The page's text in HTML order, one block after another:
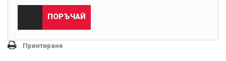
ПОРЪЧАЙ
Принтиране